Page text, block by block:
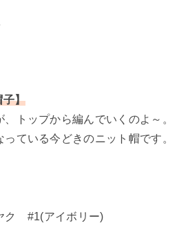
子】
トップから編んでいくのよ～。
っている今どきのニット帽です。
ク #1(アイボリー)